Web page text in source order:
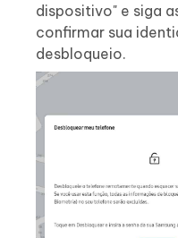
dispositivo" e siga
confirmar sua
desbloqueio.